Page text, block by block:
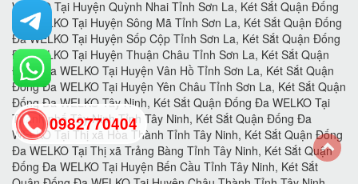
0982770404
back